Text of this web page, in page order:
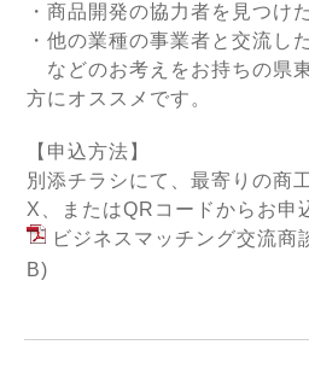
・商品開発の協力者を見つけ
・他の業種の事業者と交流し
などのお考えをお持ちの県
方にオススメです。
【申込方法】
別添チラシにて、最寄りの商
X、またはQRコードからお申
ビジネスマッチング交流商
B)